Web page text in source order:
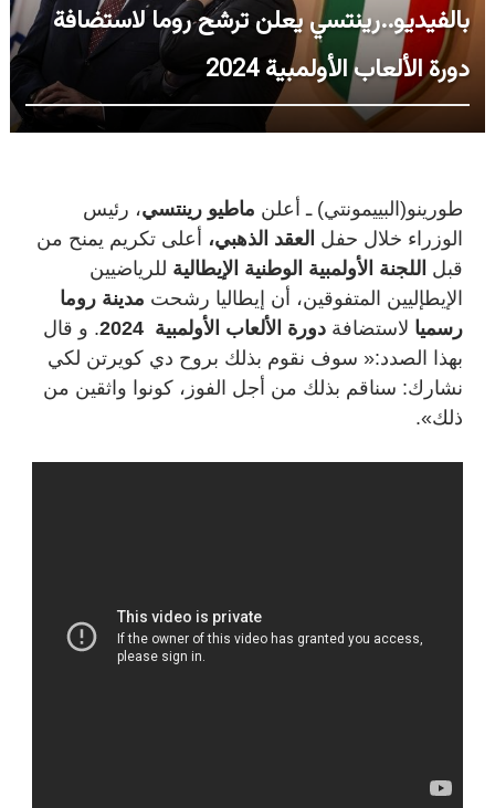
بالفيديو..رينتسي يعلن ترشح روما لاستضافة
دورة الألعاب الأولمبية 2024
طورينو(البييمونتي) ـ أعلن ماطيو رينتسي، رئيس
الوزراء خلال حفل العقد الذهبي، أعلى تكريم يمنح من
قبل اللجنة الأولمبية الوطنية الإيطالية للرياضيين
الإيطإليين المتفوقين، أن إيطاليا رشحت مدينة روما
رسميا لاستضافة دورة الألعاب الأولمبية 2024 . و قال
بهذا الصدد:« سوف نقوم بذلك بروح دي كويرتن لكي
نشارك: سناقم بذلك من أجل الفوز، كونوا واثقين من
ذلك».